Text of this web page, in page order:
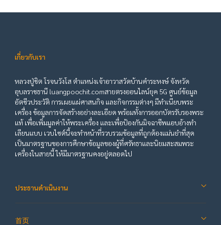
เกี่ยวกับเรา
หลวงปู่ชิต โรจนวังโส ตำแหน่งเจ้าอาวาสวัดบ้านคำระหงษ์ จังหวัด
อุบลราชธานี luangpoochit.comสายตรงออนไลน์ยุค 5G ศูนย์ข้อมูล
อัตชีวประวัติ การเผยแผ่ศาสนกิจ และกิจกรรมต่างๆ มีทำเนียบพระ
เครื่อง ข้อมูลการจัดสร้างอย่างละเอียด พร้อมทั้งการออกบัตรรับรองพระ
แท้ เพื่อเพิ่มมูลค่าให้พระเครื่อง และเพื่อป้องกันมิจฉาชีพแอบอ้างทำ
เลียนแบบ เวบไซต์นี้จะทำหน้าที่รวบรวมข้อมูลที่ถูกต้องแม่นยำที่สุด
เป็นมาตรฐานของการศึกษาข้อมูลของผู้ที่ศรัทธาและนิยมสะสมพระ
เครื่องในสายนี้ ให้มีมาตรฐานคงอยู่ตลอดไป
ประธานดำเนินงาน
首页